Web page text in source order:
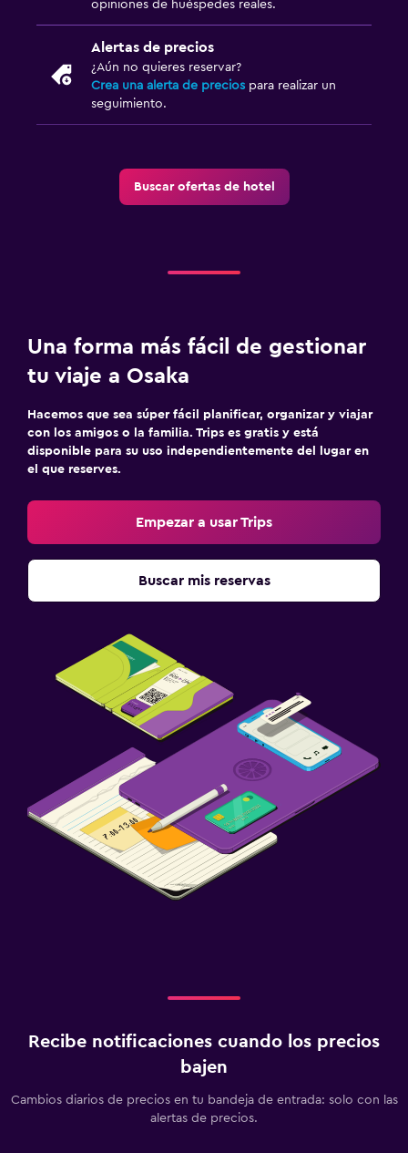
opiniones de huéspedes reales.
Alertas de precios
¿Aún no quieres reservar?
Crea una alerta de precios para realizar un
seguimiento.
Buscar ofertas de hotel
Una forma más fácil de gestionar
tu viaje a Osaka
Hacemos que sea súper fácil planificar, organizar y viajar
con los amigos o la familia. Trips es gratis y está
disponible para su uso independientemente del lugar en
el que reserves.
Empezar a usar Trips
Buscar mis reservas
Recibe notificaciones cuando los precios
bajen
Cambios diarios de precios en tu bandeja de entrada: solo con las
alertas de precios.